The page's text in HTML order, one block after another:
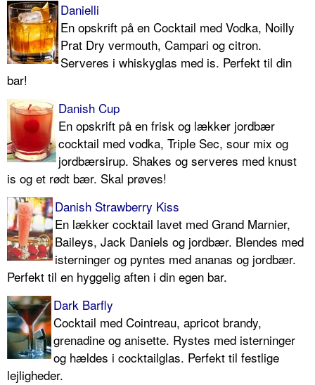
Danielli
En opskrift på en Cocktail med Vodka, Noilly
Prat Dry vermouth, Campari og citron.
Serveres i whiskyglas med is. Perfekt til din
bar!
Danish Cup
En opskrift på en frisk og lækker jordbær
cocktail med vodka, Triple Sec, sour mix og
jordbærsirup. Shakes og serveres med knust
is og et rødt bær. Skal prøves!
Danish Strawberry Kiss
En lækker cocktail lavet med Grand Marnier,
Baileys, Jack Daniels og jordbær. Blendes med
isterninger og pyntes med ananas og jordbær.
Perfekt til en hyggelig aften i din egen bar.
Dark Barfly
Cocktail med Cointreau, apricot brandy,
grenadine og anisette. Rystes med isterninger
og hældes i cocktailglas. Perfekt til festlige
lejligheder.